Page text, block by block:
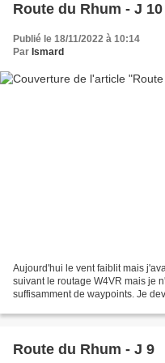
Route du Rhum - J 10
Publié le 18/11/2022 à 10:14
Par Ismard
Aujourd'hui le vent faiblit mais
suivant le routage W4VR mais je
suffisamment de waypoints. Je
Route du Rhum - J 9